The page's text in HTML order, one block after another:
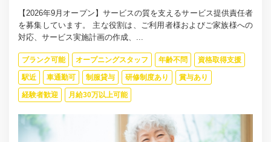
【2026年9月オープン】サービスの質を支えるサービス提供責任者
を募集しています。 主な役割は、ご利用者様およびご家族様への
対応、サービス実施計画の作成、...
ブランク可能 オープニングスタッフ 年齢不問 資格取得支援
駅近 車通勤可 制服貸与 研修制度あり 賞与あり
経験者歓迎 月給30万以上可能